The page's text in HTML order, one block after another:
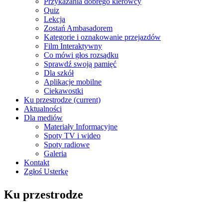
Quiz
Lekcja
Zostań Ambasadorem
Kategorie i oznakowanie przejazdów
Film Interaktywny
Co mówi głos rozsądku
Sprawdź swoją pamięć
Dla szkół
Aplikacje mobilne
Ciekawostki
Ku przestrodze (current)
Aktualności
Dla mediów
Materiały Informacyjne
Spoty TV i wideo
Spoty radiowe
Galeria
Kontakt
Zgłoś Usterkę
Ku przestrodze